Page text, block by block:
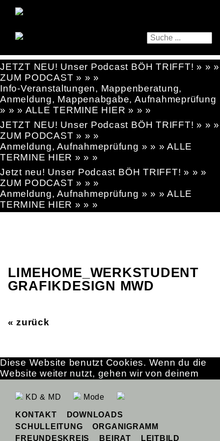
JETZT NEU! Unser Podcast BÖH TRIFFT! » » »
ZUM PODCAST » » »
Info-Veranstaltungen, Mappenberatung,
Anmeldung, Mappenabgabe, Aufnahmeprüfung
» » » ALLE TERMINE HIER » » »
JETZT NEU! Unser Podcast BÖH TRIFFT! » » »
ZUM PODCAST » » »
Anmeldung, Aufnahmeprüfung » » » ALLE
TERMINE HIER » » »
Jetzt neu! Unser Podcast BÖH TRIFFT! » » »
ZUM PODCAST » » »
Anmeldung, Aufnahmeprüfung » » » ALLE
TERMINE HIER » » »
LIMEHOME_WERKSTUDENT
GRAFIKDESIGN MWD
« zurück
KD & MD Mode
KONTAKT
DOWNLOADS
SCHULLEITUNG
ORGANIGRAMM
FREUNDESKREIS
BEIRAT LEITBILD
Diese Website benutzt Cookies. Wenn du die
Website weiter nutzt, gehen wir von deinem